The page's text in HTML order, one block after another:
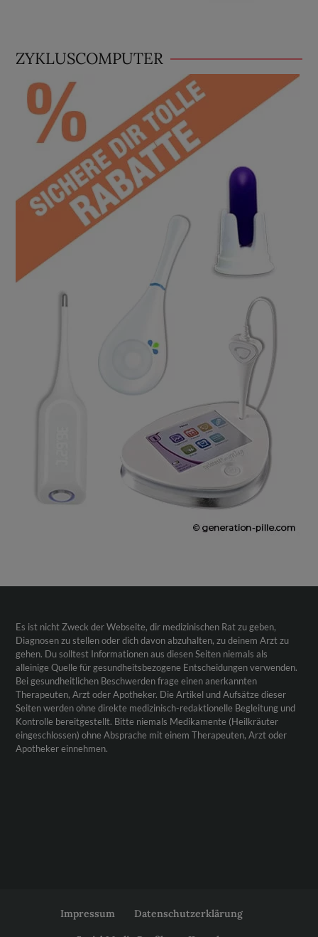
ZYKLUSCOMPUTER
Es ist nicht Zweck der Webseite, dir medizinischen Rat zu geben,
Diagnosen zu stellen oder dich davon abzuhalten, zu deinem Arzt zu
gehen. Du solltest Informationen aus diesen Seiten niemals als
alleinige Quelle für gesundheitsbezogene Entscheidungen verwenden.
Bei gesundheitlichen Beschwerden frage einen anerkannten
Therapeuten, Arzt oder Apotheker. Die Artikel und Aufsätze dieser
Seiten werden ohne direkte medizinisch-redaktionelle Begleitung und
Kontrolle bereitgestellt. Bitte niemals Medikamente (Heilkräuter
eingeschlossen) ohne Absprache mit einem Therapeuten, Arzt oder
Apotheker einnehmen.
Impressum Datenschutzerklärung